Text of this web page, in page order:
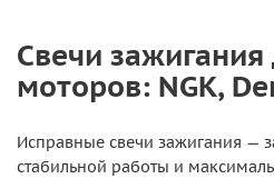
Свечи
моторов: NGK,
Исправные свечи зажигания —
стабильной работы и